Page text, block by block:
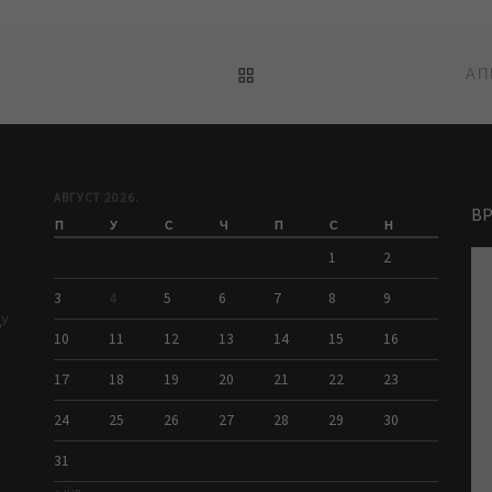
АВГУСТ 2026.
П У С Ч П С Н
1 2
3 4 5 6 7 8 9
10 11 12 13 14 15 16
17 18 19 20 21 22 23
24 25 26 27 28 29 30
31